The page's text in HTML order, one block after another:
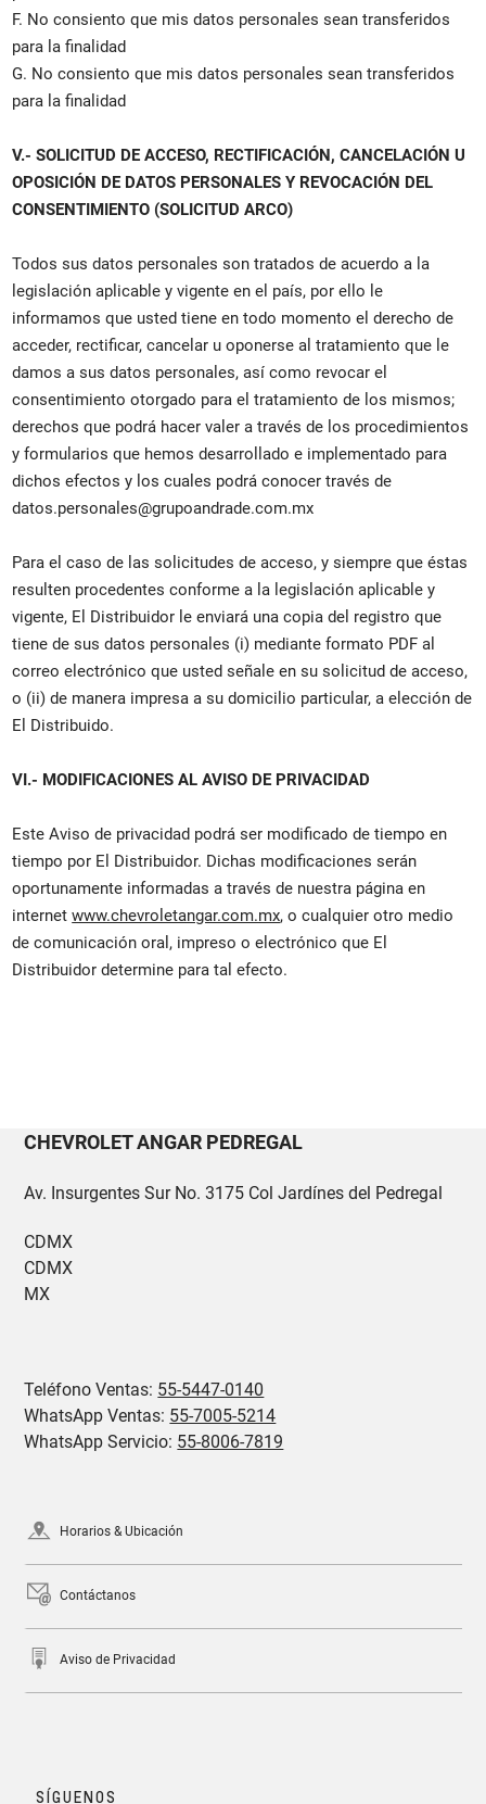
F. No consiento que mis datos personales sean transferidos
para la finalidad
G. No consiento que mis datos personales sean transferidos
para la finalidad
V.- SOLICITUD DE ACCESO, RECTIFICACIÓN, CANCELACIÓN U
OPOSICIÓN DE DATOS PERSONALES Y REVOCACIÓN DEL
CONSENTIMIENTO (SOLICITUD ARCO)
Todos sus datos personales son tratados de acuerdo a la
legislación aplicable y vigente en el país, por ello le
informamos que usted tiene en todo momento el derecho de
acceder, rectificar, cancelar u oponerse al tratamiento que le
damos a sus datos personales, así como revocar el
consentimiento otorgado para el tratamiento de los mismos;
derechos que podrá hacer valer a través de los procedimientos
y formularios que hemos desarrollado e implementado para
dichos efectos y los cuales podrá conocer través de
datos.personales@grupoandrade.com.mx
Para el caso de las solicitudes de acceso, y siempre que éstas
resulten procedentes conforme a la legislación aplicable y
vigente, El Distribuidor le enviará una copia del registro que
tiene de sus datos personales (i) mediante formato PDF al
correo electrónico que usted señale en su solicitud de acceso,
o (ii) de manera impresa a su domicilio particular, a elección de
El Distribuido.
VI.- MODIFICACIONES AL AVISO DE PRIVACIDAD
Este Aviso de privacidad podrá ser modificado de tiempo en
tiempo por El Distribuidor. Dichas modificaciones serán
oportunamente informadas a través de nuestra página en
internetwww.chevroletangar.com.mx, o cualquier otro medio
de comunicación oral, impreso o electrónico que El
Distribuidor determine para tal efecto.